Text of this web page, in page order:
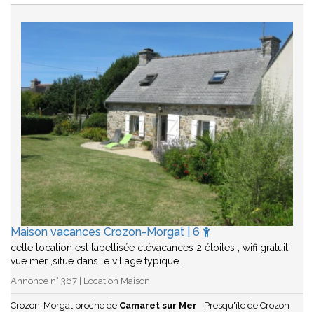
Maison vacances Crozon-Morgat | 6
cette location est labellisée clévacances 2 étoiles , wifi gratuit
vue mer ,situé dans le village typique…
Annonce n° 367 | Location Maison
Crozon-Morgat proche de Camaret sur Mer
Presqu'île de Crozon